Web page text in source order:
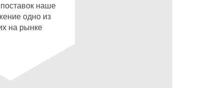
наше
одно из
на рынке